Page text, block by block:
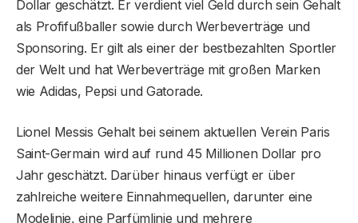
Dollar geschätzt. Er verdient viel Geld durch sein Gehalt
als Profifußballer sowie durch Werbeverträge und
Sponsoring. Er gilt als einer der bestbezahlten Sportler
der Welt und hat Werbeverträge mit großen Marken
wie Adidas, Pepsi und Gatorade.
Lionel Messis Gehalt bei seinem aktuellen Verein Paris
Saint-Germain wird auf rund 45 Millionen Dollar pro
Jahr geschätzt. Darüber hinaus verfügt er über
zahlreiche weitere Einnahmequellen, darunter eine
Modelinie, eine Parfümlinie und mehrere